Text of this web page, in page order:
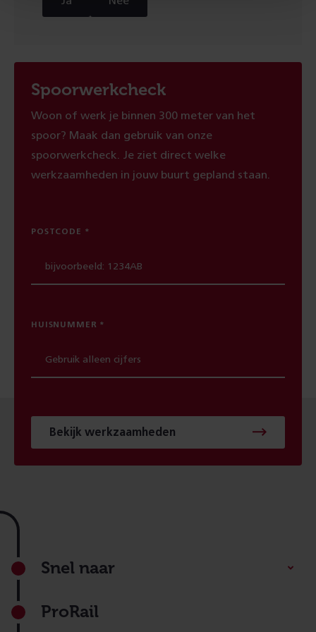
Spoorwerkcheck
Woon of werk je binnen 300 meter van het
spoor? Maak dan gebruik van onze
spoorwerkcheck. Je ziet direct welke
werkzaamheden in jouw buurt gepland staan.
POSTCODE
HUISNUMMER
Bekijk werkzaamheden
Footer
Snel naar
ProRail